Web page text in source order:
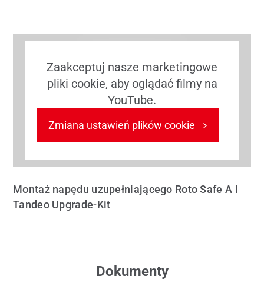
Zaakceptuj nasze marketingowe
pliki cookie, aby oglądać filmy na
YouTube.
Zmiana ustawień plików cookie
Montaż napędu uzupełniającego Roto Safe A I
Tandeo Upgrade-Kit
Dokumenty